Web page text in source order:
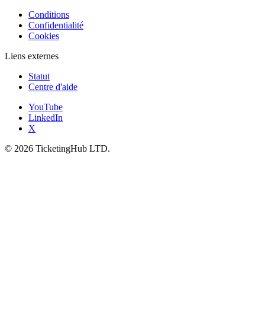
Conditions
Confidentialité
Cookies
Liens externes
Statut
Centre d'aide
YouTube
LinkedIn
X
© 2026 TicketingHub LTD.